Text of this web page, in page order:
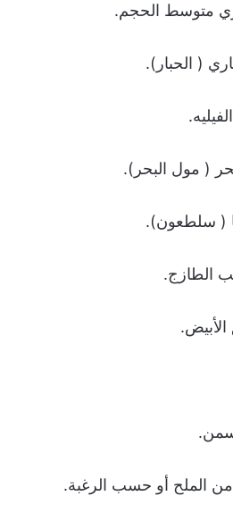
متوسط الحجم.
( الحبار).
( مول البحر).
( سلطعون).
الطازج.
الملح أو حسب الرغبة.